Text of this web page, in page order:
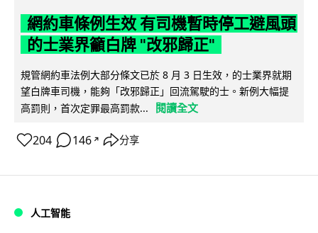
網約車條例生效 有司機暫時停工避風頭
的士業界籲白牌 "改邪歸正"
規管網約車法例大部分條文已於 8 月 3 日生效，的士業界就期
望白牌車司機，能夠「改邪歸正」回流駕駛的士。新例大幅提
高罰則，首次定罪最高罰款...
閱讀全文
204 146 ↗ 分享
人工智能